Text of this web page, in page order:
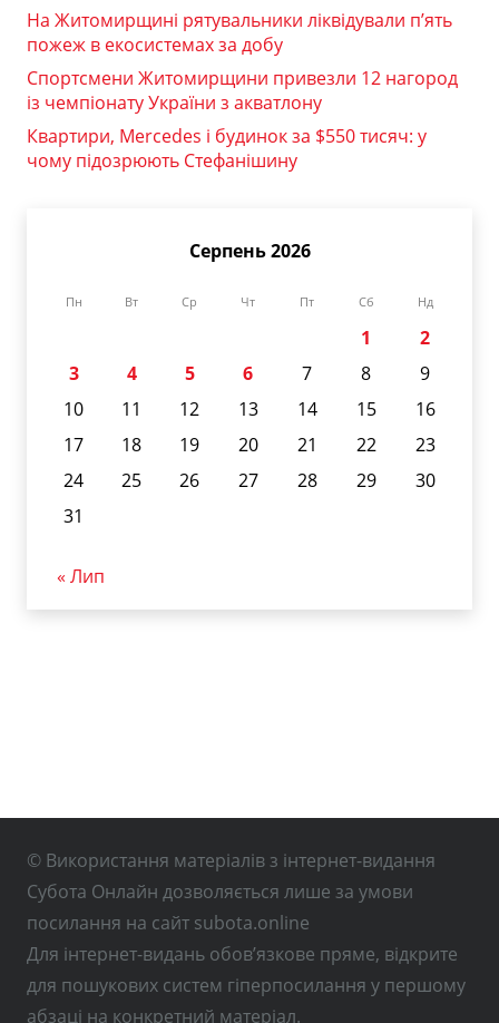
На Житомирщині рятувальники ліквідували п’ять
пожеж в екосистемах за добу
Спортсмени Житомирщини привезли 12 нагород
із чемпіонату України з акватлону
Квартири, Mercedes і будинок за $550 тисяч: у
чому підозрюють Стефанішину
Серпень 2026
Пн Вт Ср Чт Пт Сб Нд
1
2
3
4 5 6 7 8
9
10
11 12 13 14 15
16
17
18 19 20 21 22
23
24
25 26 27 28 29
30
31
« Лип
© Використання матеріалів з інтернет-видання
Субота Онлайн дозволяється лише за умови
посилання на сайт subota.online
Для інтернет-видань обов’язкове пряме, відкрите
для пошукових систем гіперпосилання у першому
абзаці на конкретний матеріал.